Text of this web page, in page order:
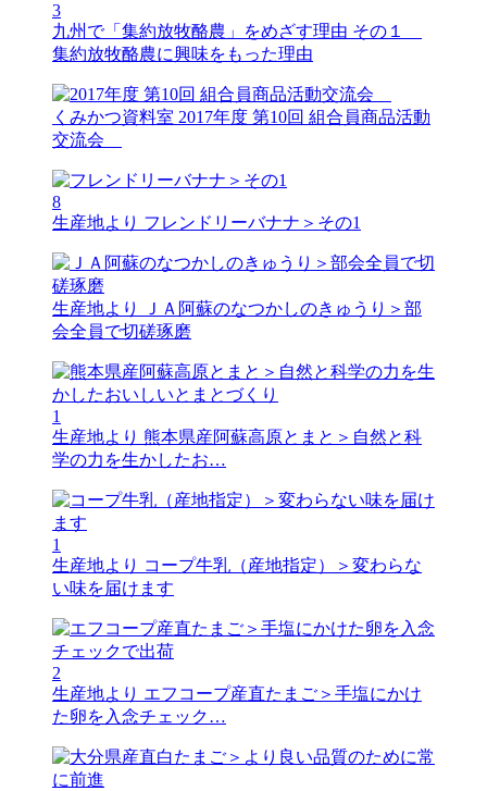
3
九州で「集約放牧酪農」をめざす理由 その１
集約放牧酪農に興味をもった理由
くみかつ資料室 2017年度 第10回 組合員商品活動
交流会
8
生産地より フレンドリーバナナ＞その1
生産地より
ＪＡ阿蘇のなつかしのきゅうり＞部
会全員で切磋琢磨
1
生産地より 熊本県産阿蘇高原とまと＞自然と科
学の力を生かしたお…
1
生産地より コープ牛乳（産地指定）＞変わらな
い味を届けます
2
生産地より エフコープ産直たまご＞手塩にかけ
た卵を入念チェック…